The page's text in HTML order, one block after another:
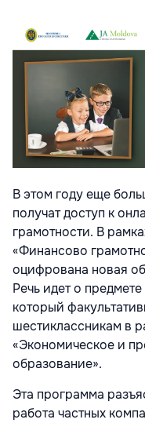
В этом году еще
получат доступ к
грамотности. В
«Финансово
оцифрована новая
Речь идет о
который
шестиклассникам в
«Экономическое и
образование».
Эта программа
работа частных